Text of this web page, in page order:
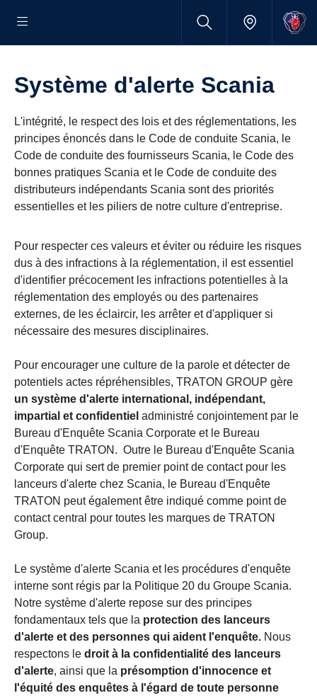
Système d'alerte Scania
L'intégrité, le respect des lois et des réglementations, les
principes énoncés dans le Code de conduite Scania, le
Code de conduite des fournisseurs Scania, le Code des
bonnes pratiques Scania et le Code de conduite des
distributeurs indépendants Scania sont des priorités
essentielles et les piliers de notre culture d'entreprise.
Pour respecter ces valeurs et éviter ou réduire les risques
dus à des infractions à la réglementation, il est essentiel
d'identifier précocement les infractions potentielles à la
réglementation des employés ou des partenaires
externes, de les éclaircir, les arrêter et d'appliquer si
nécessaire des mesures disciplinaires.
Pour encourager une culture de la parole et détecter de
potentiels actes répréhensibles, TRATON GROUP gère
un système d'alerte international, indépendant,
impartial et confidentiel administré conjointement par le
Bureau d'Enquête Scania Corporate et le Bureau
d'Enquête TRATON. Outre le Bureau d'Enquête Scania
Corporate qui sert de premier point de contact pour les
lanceurs d'alerte chez Scania, le Bureau d'Enquête
TRATON peut également être indiqué comme point de
contact central pour toutes les marques de TRATON
Group.
Le système d'alerte Scania et les procédures d'enquête
interne sont régis par la Politique 20 du Groupe Scania.
Notre système d'alerte repose sur des principes
fondamentaux tels que la protection des lanceurs
d'alerte et des personnes qui aident l'enquête. Nous
respectons le droit à la confidentialité des lanceurs
d'alerte, ainsi que la présomption d'innocence et
l'équité des enquêtes à l'égard de toute personne